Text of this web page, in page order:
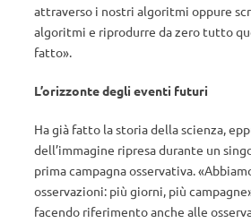
attraverso i nostri algoritmi oppure
algoritmi e riprodurre da zero tutto
fatto».
L’orizzonte degli eventi futuri
Ha già fatto la storia della scienza,
dell’immagine ripresa durante un
prima campagna osservativa.
osservazioni: più giorni, più
facendo riferimento anche alle